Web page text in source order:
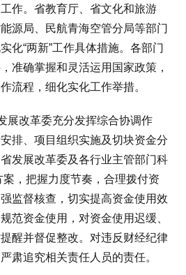
作。省教育厅、省文化和旅游
源局、民航青海空管分局等部门
化“两新”工作具体措施。各部门
准确掌握和灵活运用国家政策，
流程，细化实化工作举措。
展改革委充分发挥综合协调作
排、项目组织实施及切块资金分
发展改革委及各行业主管部门科
，把握力度节奏，合理拨付资
监督核查，切实提高资金使用效
范资金使用，对资金使用迟缓、
醒并督促整改。对违反财经纪律
肃追究相关责任人员的责任。